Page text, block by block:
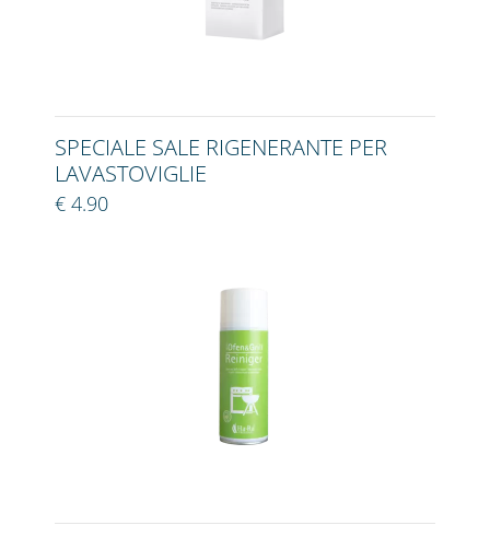
SPECIALE SALE RIGENERANTE PER
LAVASTOVIGLIE
€ 4.90